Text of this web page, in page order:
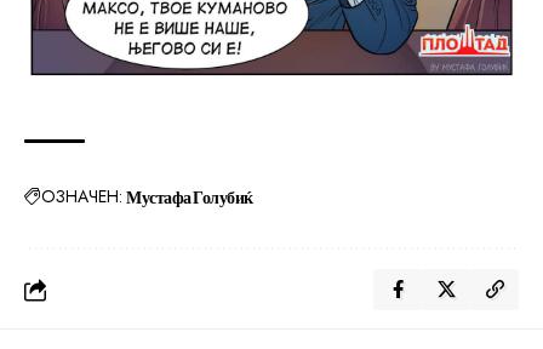
ОЗНАЧЕН: Мустафа Голубиќ